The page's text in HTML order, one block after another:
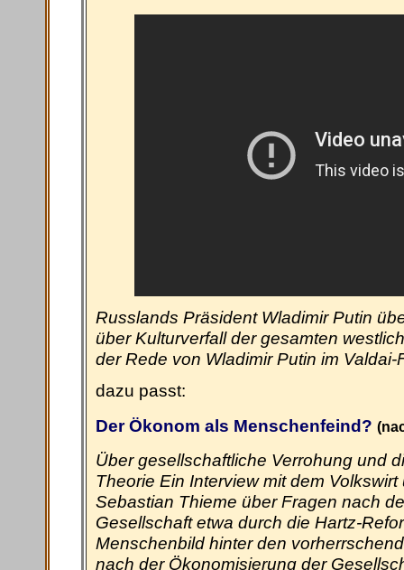
Russlands Präsident Wladimir Putin
über Kulturverfall der gesamten
der Rede von Wladimir Putin im
dazu passt:
Der Ökonom als Menschenfeind?
Über gesellschaftliche Verrohung und
Theorie Ein Interview mit dem
Sebastian Thieme über Fragen nach
Gesellschaft etwa durch die Hartz-
Menschenbild hinter den
nach der Ökonomisierung der